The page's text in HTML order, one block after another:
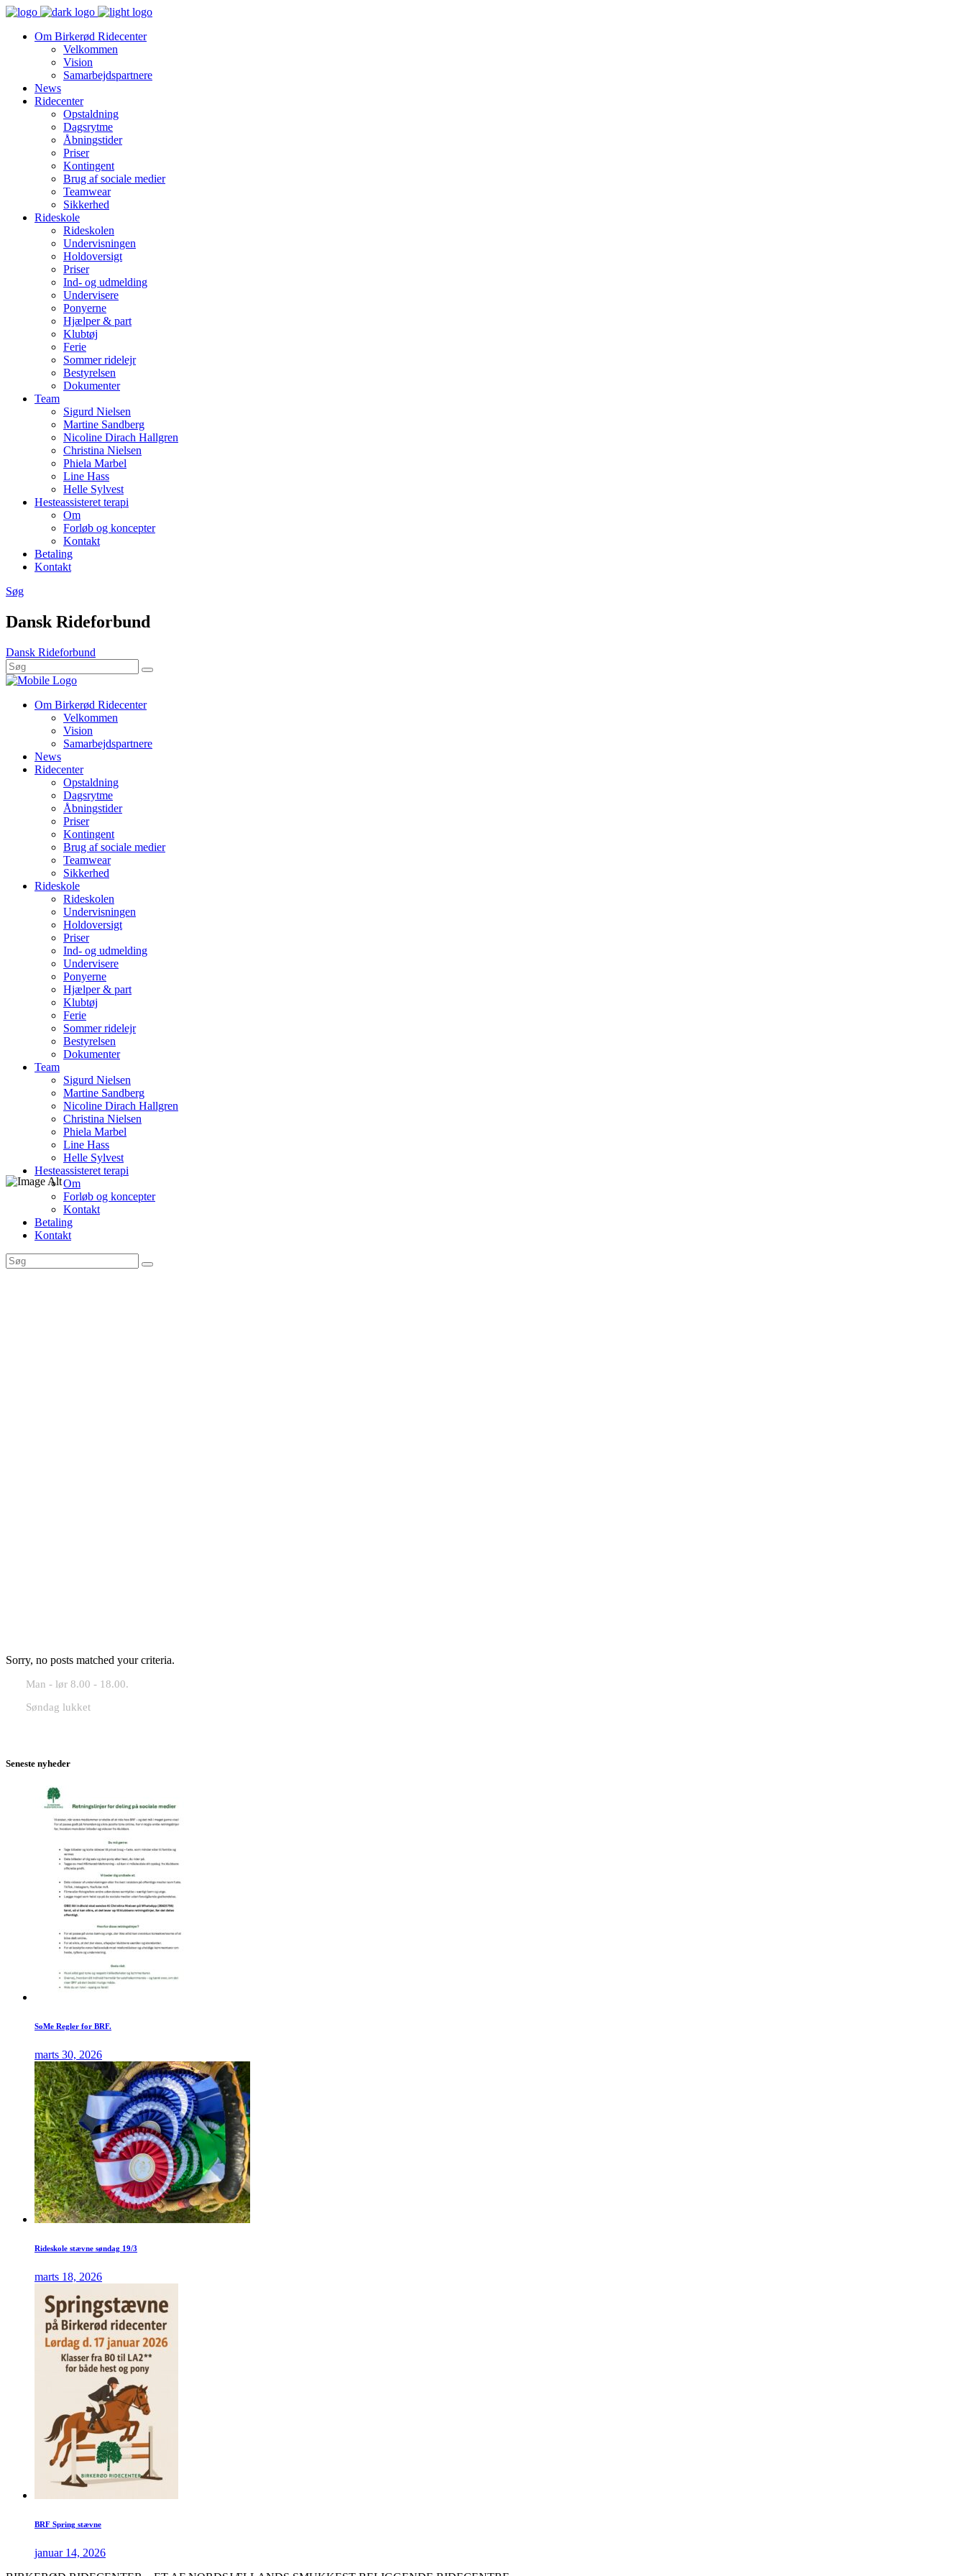
Om Birkerød Ridecenter
Velkommen
Vision
Samarbejdspartnere
News
Ridecenter
Opstaldning
Dagsrytme
Åbningstider
Priser
Kontingent
Brug af sociale medier
Teamwear
Sikkerhed
Rideskole
Rideskolen
Undervisningen
Holdoversigt
Priser
Ind- og udmelding
Undervisere
Ponyerne
Hjælper & part
Klubtøj
Ferie
Sommer ridelejr
Bestyrelsen
Dokumenter
Team
Sigurd Nielsen
Martine Sandberg
Nicoline Dirach Hallgren
Christina Nielsen
Phiela Marbel
Line Hass
Helle Sylvest
Hesteassisteret terapi
Om
Forløb og koncepter
Kontakt
Betaling
Kontakt
Søg
Dansk Rideforbund
Dansk Rideforbund
Om Birkerød Ridecenter
Velkommen
Vision
Samarbejdspartnere
News
Ridecenter
Opstaldning
Dagsrytme
Åbningstider
Priser
Kontingent
Brug af sociale medier
Teamwear
Sikkerhed
Rideskole
Rideskolen
Undervisningen
Holdoversigt
Priser
Ind- og udmelding
Undervisere
Ponyerne
Hjælper & part
Klubtøj
Ferie
Sommer ridelejr
Bestyrelsen
Dokumenter
Team
Sigurd Nielsen
Martine Sandberg
Nicoline Dirach Hallgren
Christina Nielsen
Phiela Marbel
Line Hass
Helle Sylvest
Hesteassisteret terapi
Om
Forløb og koncepter
Kontakt
Betaling
Kontakt
Sorry, no posts matched your criteria.
Man - lør 8.00 - 18.00.
Søndag lukket
Seneste nyheder
SoMe Regler for BRF.
marts 30, 2026
Rideskole stævne søndag 19/3
marts 18, 2026
BRF Spring stævne
januar 14, 2026